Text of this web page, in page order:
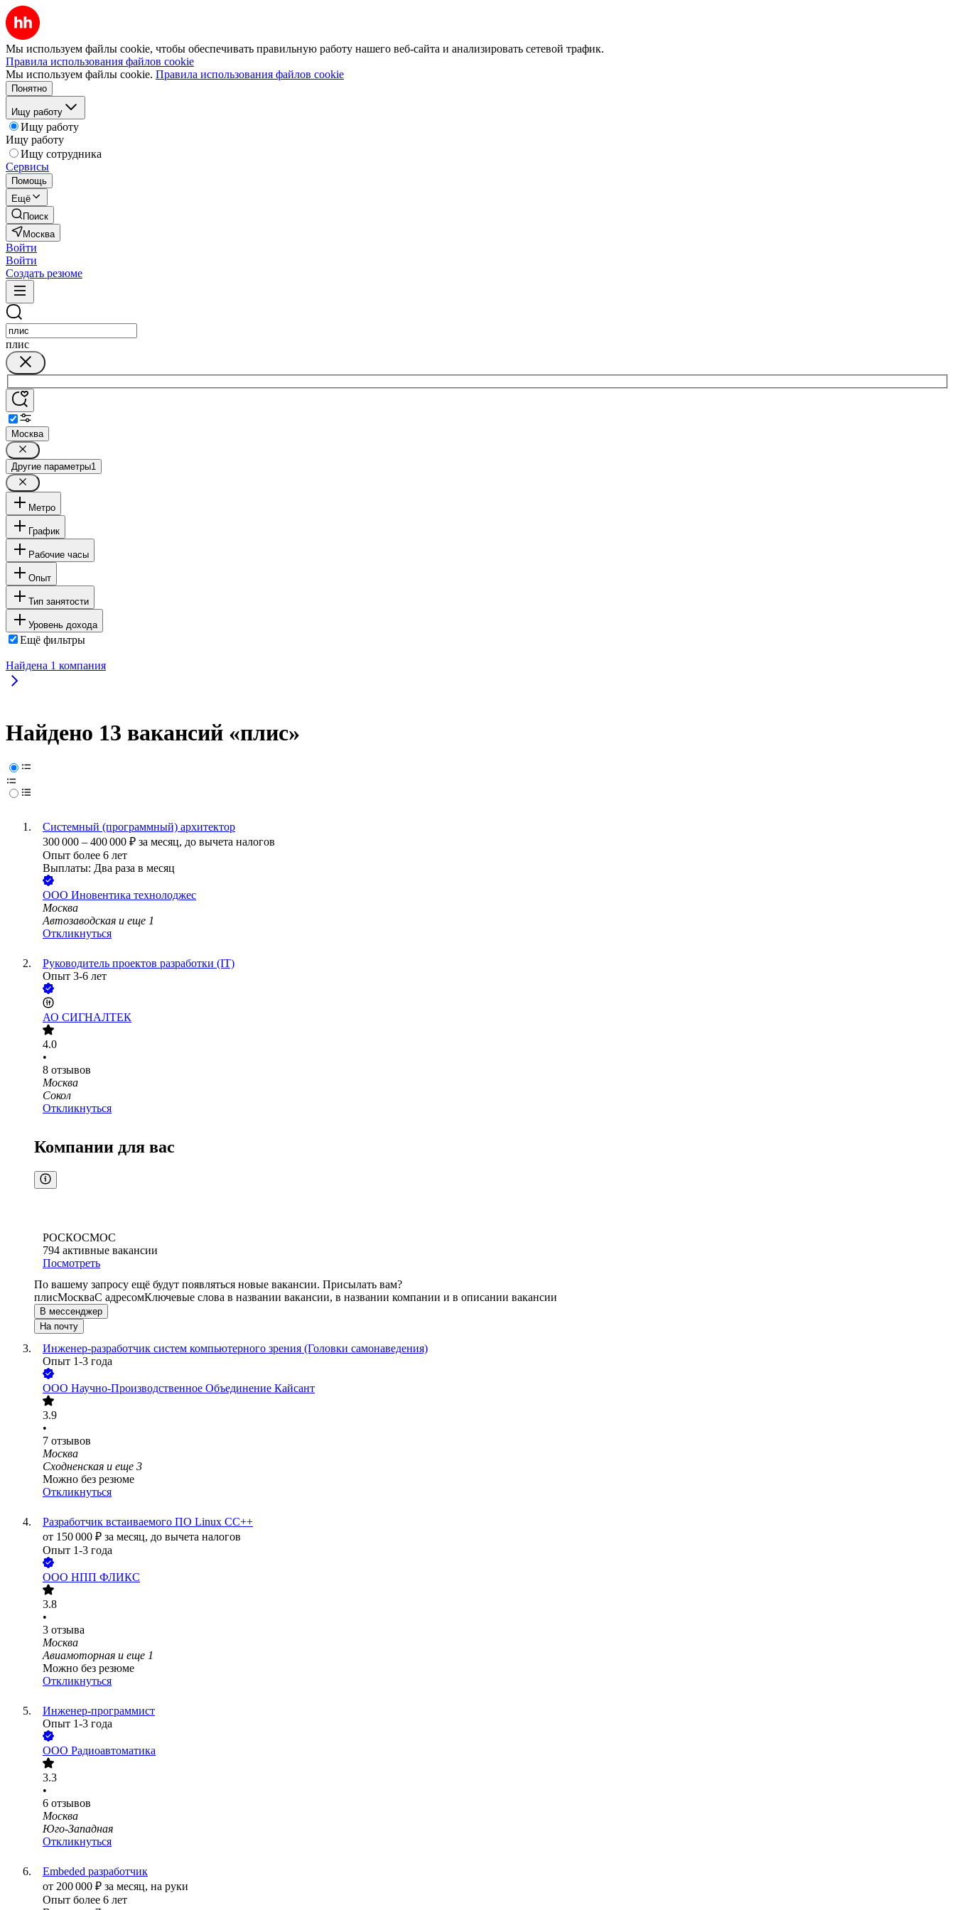
Мы используем файлы cookie, чтобы обеспечивать правильную работу нашего веб-сайта и анализировать сетевой трафик.
Правила использования файлов cookie
Мы используем файлы cookie. Правила использования файлов cookie
Понятно
Ищу работу
Ищу работу
Ищу работу
Ищу сотрудника
Сервисы
Помощь
Ещё
Поиск
Москва
Войти
Войти
Создать резюме
плис
Москва
Другие параметры1
Метро
График
Рабочие часы
Опыт
Тип занятости
Уровень дохода
Ещё фильтры
Найдена 1 компания
Найдено 13 вакансий «плис»
Системный (программный) архитектор
300 000 – 400 000 ₽ за месяц, до вычета налогов
Опыт более 6 лет
Выплаты: Два раза в месяц
ООО Иновентика технолоджес
Москва
Автозаводская и еще 1
Откликнуться
Руководитель проектов разработки (IT)
Опыт 3-6 лет
АО СИГНАЛТЕК
4.0
•
8 отзывов
Москва
Сокол
Откликнуться
Компании для вас
РОСКОСМОС
794 активные вакансии
Посмотреть
По вашему запросу ещё будут появляться новые вакансии. Присылать вам?
плисМоскваС адресомКлючевые слова в названии вакансии, в названии компании и в описании вакансии
В мессенджер
На почту
Инженер-разработчик систем компьютерного зрения (Головки самонаведения)
Опыт 1-3 года
ООО Научно-Производственное Объединение Кайсант
3.9
•
7 отзывов
Москва
Сходненская и еще 3
Можно без резюме
Откликнуться
Разработчик встаиваемого ПО Linux CC++
от 150 000 ₽ за месяц, до вычета налогов
Опыт 1-3 года
ООО НПП ФЛИКС
3.8
•
3 отзыва
Москва
Авиамоторная и еще 1
Можно без резюме
Откликнуться
Инженер-программист
Опыт 1-3 года
ООО Радиоавтоматика
3.3
•
6 отзывов
Москва
Юго-Западная
Откликнуться
Embeded разработчик
от 200 000 ₽ за месяц, на руки
Опыт более 6 лет